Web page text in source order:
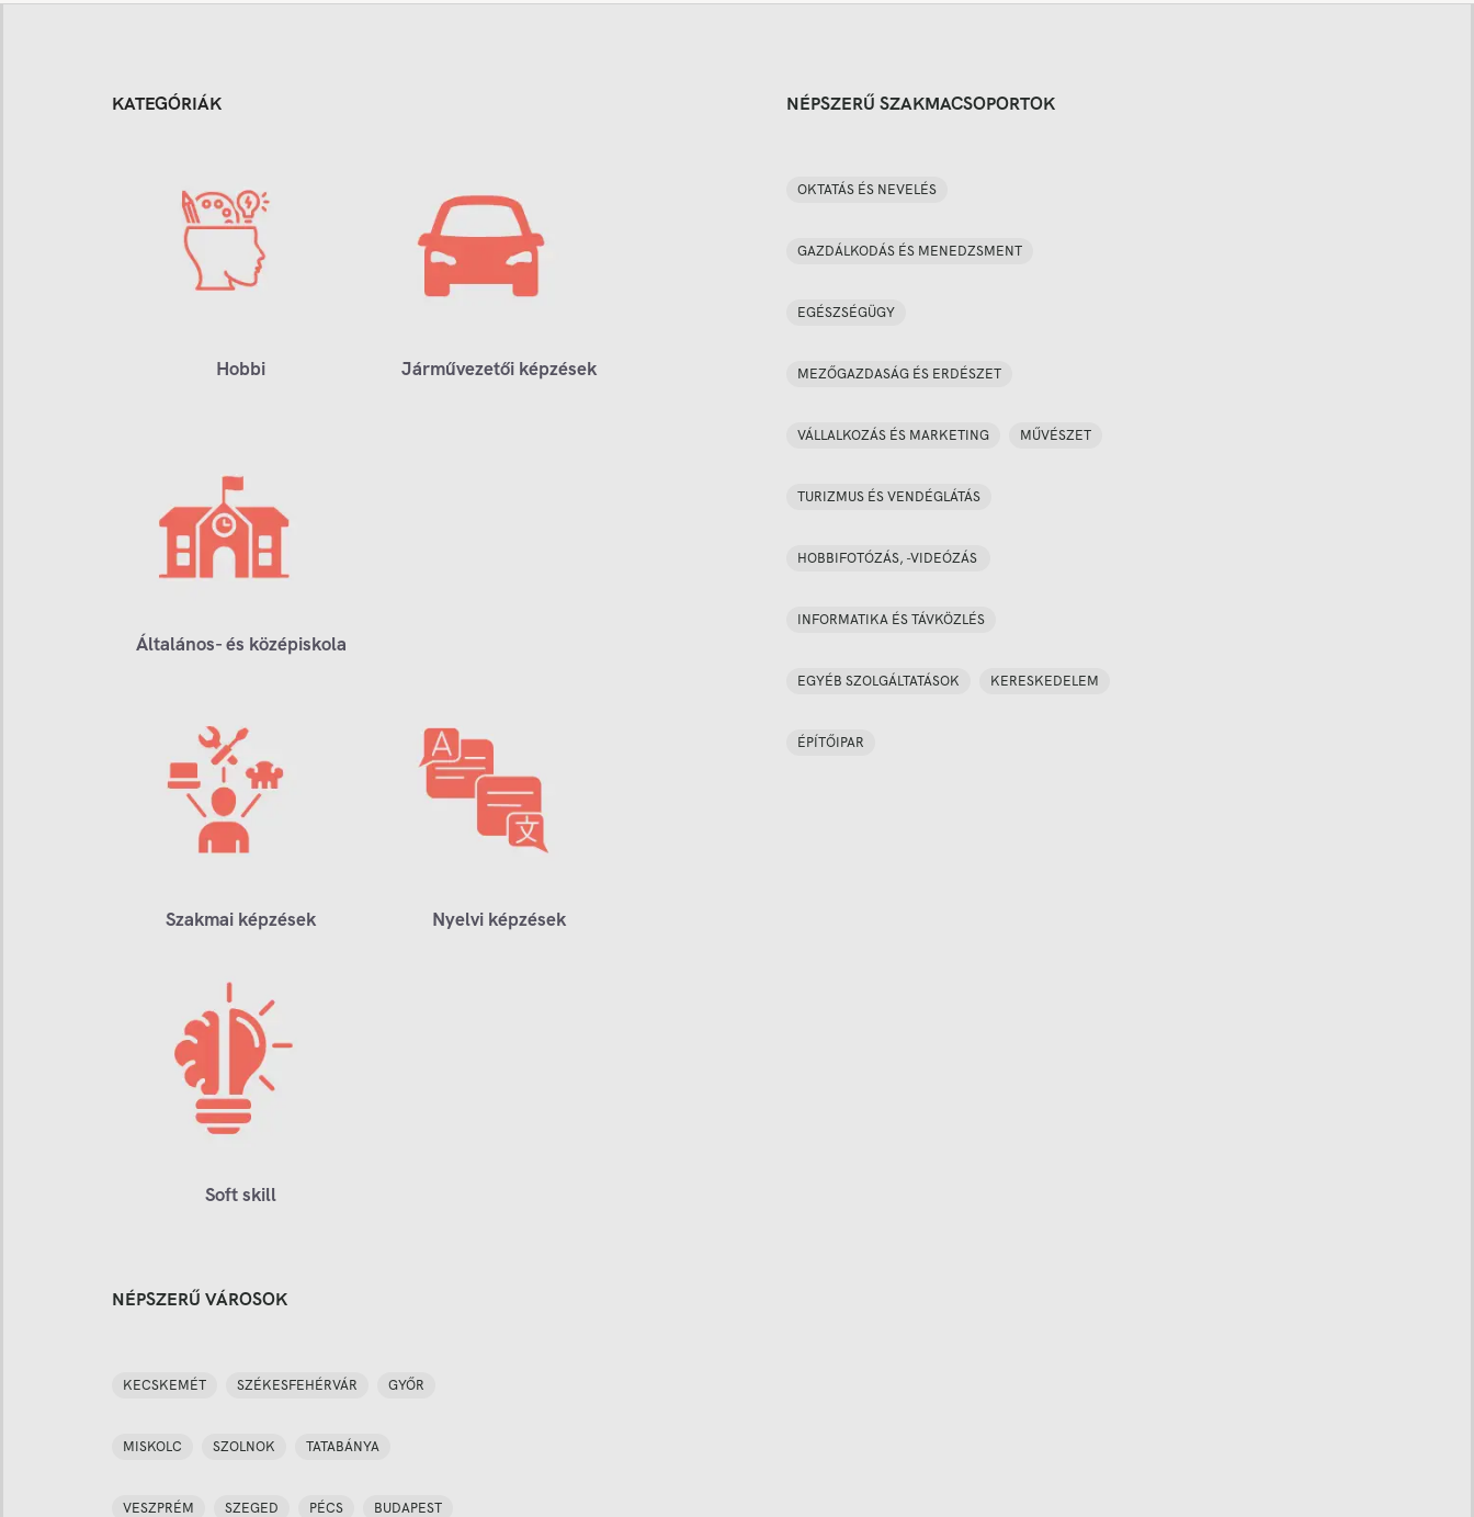
KATEGÓRIÁK
Hobbi Járművezetői képzések
Általános- és középiskola
Szakmai képzések Nyelvi képzések
Soft skill
NÉPSZERŰ SZAKMACSOPORTOK
OKTATÁS ÉS NEVELÉS
GAZDÁLKODÁS ÉS MENEDZSMENT
EGÉSZSÉGÜGY
MEZŐGAZDASÁG ÉS ERDÉSZET
VÁLLALKOZÁS ÉS MARKETING MŰVÉSZET
TURIZMUS ÉS VENDÉGLÁTÁS
HOBBIFOTÓZÁS, -VIDEÓZÁS
INFORMATIKA ÉS TÁVKÖZLÉS
EGYÉB SZOLGÁLTATÁSOK KERESKEDELEM
ÉPÍTŐIPAR
NÉPSZERŰ VÁROSOK
KECSKEMÉT SZÉKESFEHÉRVÁR GYŐR
MISKOLC SZOLNOK TATABÁNYA
VESZPRÉM SZEGED PÉCS BUDAPEST